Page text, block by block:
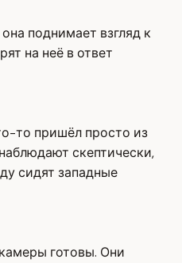
поднимает взгляд к
на неё в ответ
то пришёл просто из
скептически,
сидят западные
готовы. Они